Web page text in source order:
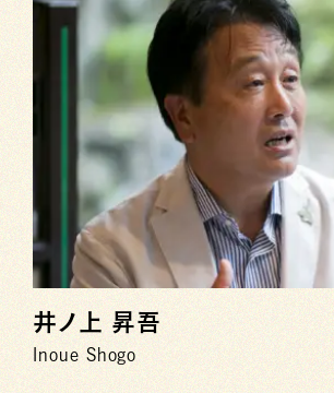
井ノ上 昇吾
Inoue Shogo